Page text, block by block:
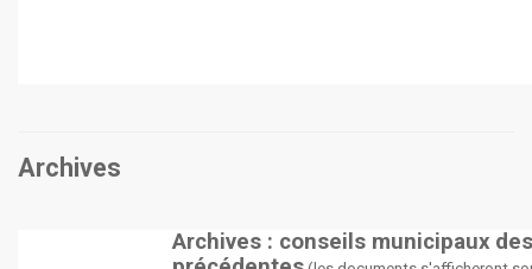
Archives
Archives : conseils municipaux